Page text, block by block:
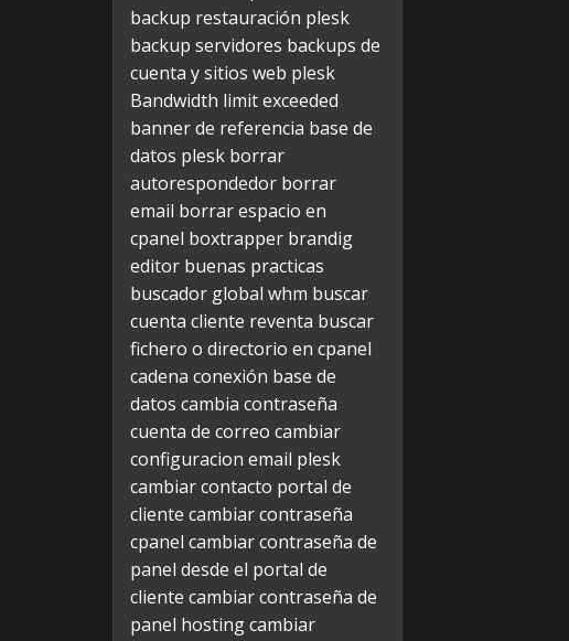
backup restauración plesk
backup servidores backups de
cuenta y sitios web plesk
Bandwidth limit exceeded
banner de referencia base de
datos plesk borrar
autorespondedor borrar
email borrar espacio en
cpanel boxtrapper brandig
editor buenas practicas
buscador global whm buscar
cuenta cliente reventa buscar
fichero o directorio en cpanel
cadena conexión base de
datos cambia contraseña
cuenta de correo cambiar
configuracion email plesk
cambiar contacto portal de
cliente cambiar contraseña
cpanel cambiar contraseña de
panel desde el portal de
cliente cambiar contraseña de
panel hostingcambiar